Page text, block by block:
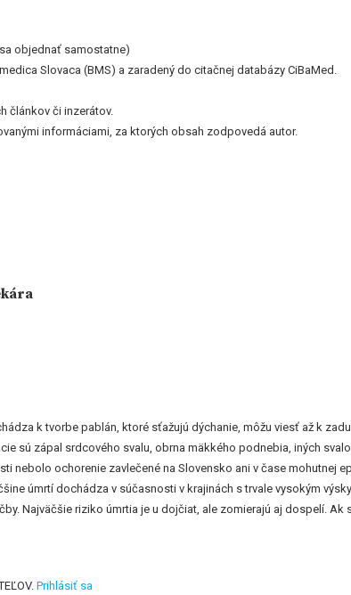
objednať samostatne)
Slovaca (BMS) a zaradený do citačnej databázy CiBaMed.
článkov či inzerátov.
informáciami, za ktorých obsah zodpovedá autor.
k tvorbe pablán, ktoré sťažujú dýchanie, môžu viesť až k
sú zápal srdcového svalu, obrna mäkkého podnebia, iných
nebolo ochorenie zavlečené na Slovensko ani v čase mohutnej
úmrtí dochádza v súčasnosti v krajinách s trvale vysokým
Najväčšie riziko úmrtia je u dojčiat, ale zomierajú aj dospelí. Ak
Prihlásiť sa